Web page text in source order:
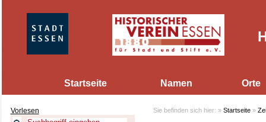
Startseite Namen Orte
Vorlesen Sie befinden sich hier: » Startseite »